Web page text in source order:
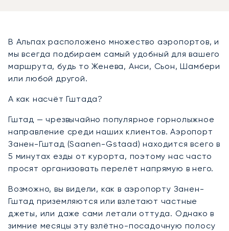
В Альпах расположено множество аэропортов, и
мы всегда подбираем самый удобный для вашего
маршрута, будь то Женева, Анси, Сьон, Шамбери
или любой другой.
А как насчёт Гштада?
Гштад — чрезвычайно популярное горнолыжное
направление среди наших клиентов. Аэропорт
Занен-Гштад (Saanen-Gstaad) находится всего в
5 минутах езды от курорта, поэтому нас часто
просят организовать перелёт напрямую в него.
Возможно, вы видели, как в аэропорту Занен-
Гштад приземляются или взлетают частные
джеты, или даже сами летали оттуда. Однако в
зимние месяцы эту взлётно-посадочную полосу